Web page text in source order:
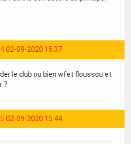
02-09-2020 15:37
le club ou bien wfet floussou et
?
02-09-2020 15:44